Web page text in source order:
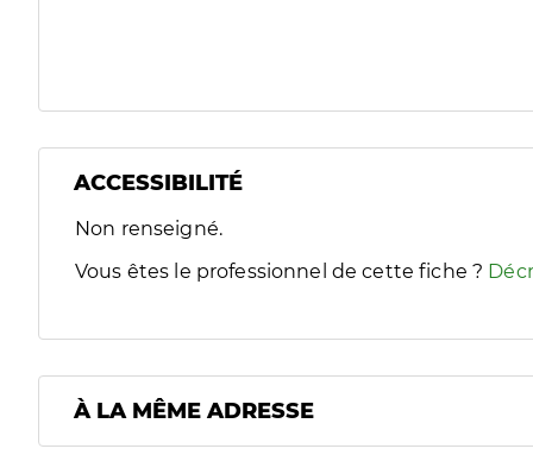
ACCESSIBILITÉ
Filtres
Sélectionnez un ou plusieurs handicaps/besoins
Non renseigné.
Vous êtes le professionnel de cette fiche ?
À LA MÊME ADRESSE